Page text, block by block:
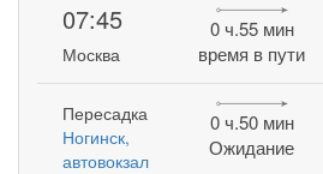
07:45
Москва
0 ч.55 мин
время в пути
Пересадка
Ногинск,
автовокзал
0 ч.50 мин
Ожидание